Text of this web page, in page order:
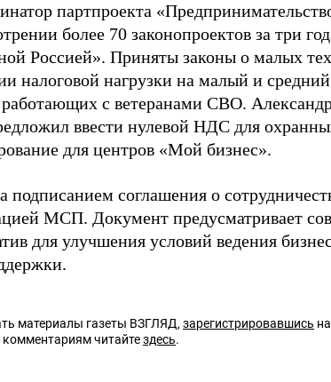
партпроекта
более 70 законопроектов за три
Россией». Приняты законы о малых
налоговой нагрузки на малый и
с ветеранами СВО.
ввести нулевой НДС для
для центров «Мой бизнес».
подписанием соглашения о
МСП. Документ предусматривает
для улучшения условий ведения
материалы газеты ВЗГЛЯД, зарегистрировавшись
читайтездесь.